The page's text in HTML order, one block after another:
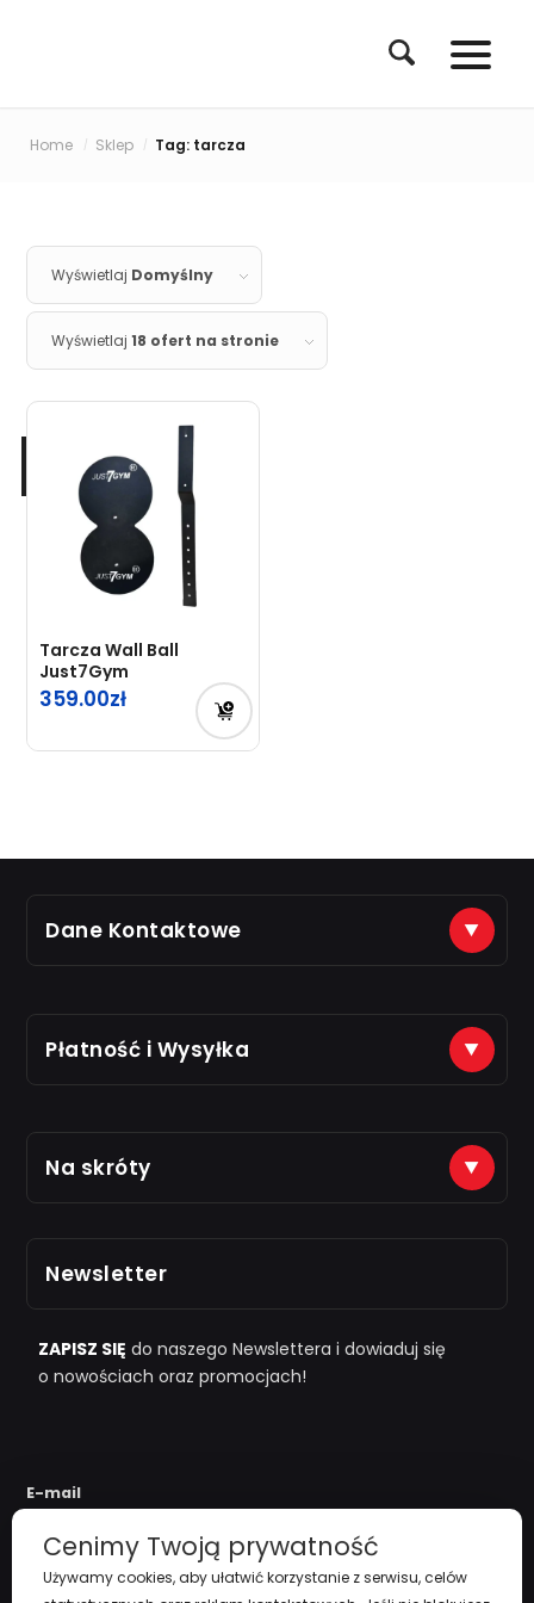
Home / Sklep / Tag: tarcza
Wyświetlaj Domyślny
Wyświetlaj18 ofert na stronie
Tarcza Wall Ball
Just7Gym
359.00
Dane Kontaktowe
(+48) 888 561 463
na e-maile odpisujemy od 8.00 do 16.00
Płatność i Wysyłka
Just7Gym
i "przy zamówieniu powyżej 1000zł
Na skróty
Zarejestruj się
Regulamin
Newsletter
ZAPISZ SIĘ do naszego Newslettera i dowiaduj się
o nowościach oraz promocjach!
E-mail
Cenimy Twoją prywatność
Używamy cookies, aby ułatwić korzystanie z serwisu, celów